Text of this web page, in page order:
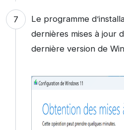
Le programme
dernières mises à jour
dernière version de